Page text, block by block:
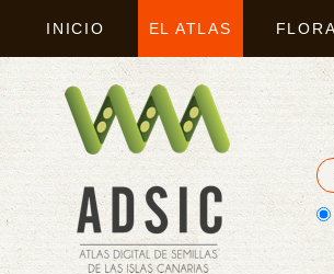
INICIO EL ATLAS